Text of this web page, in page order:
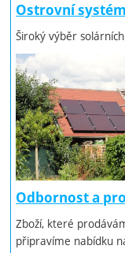
Ostrovní
Široký výběr
Odbornost a
Zboží, které
připravíme nabídku